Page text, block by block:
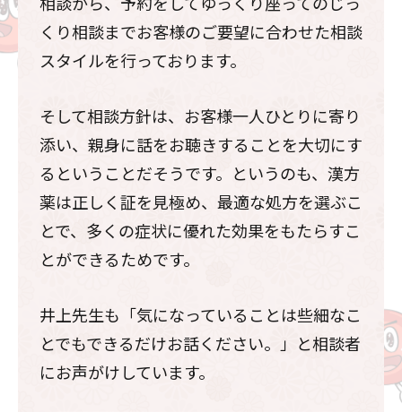
くり相談までお客様のご要望に合わせた相談
スタイルを行っております。
そして相談方針は、お客様一人ひとりに寄り
添い、親身に話をお聴きすることを大切にす
るということだそうです。というのも、漢方
薬は正しく証を見極め、最適な処方を選ぶこ
とで、多くの症状に優れた効果をもたらすこ
とができるためです。
井上先生も「気になっていることは些細なこ
とでもできるだけお話ください。」と相談者
にお声がけしています。